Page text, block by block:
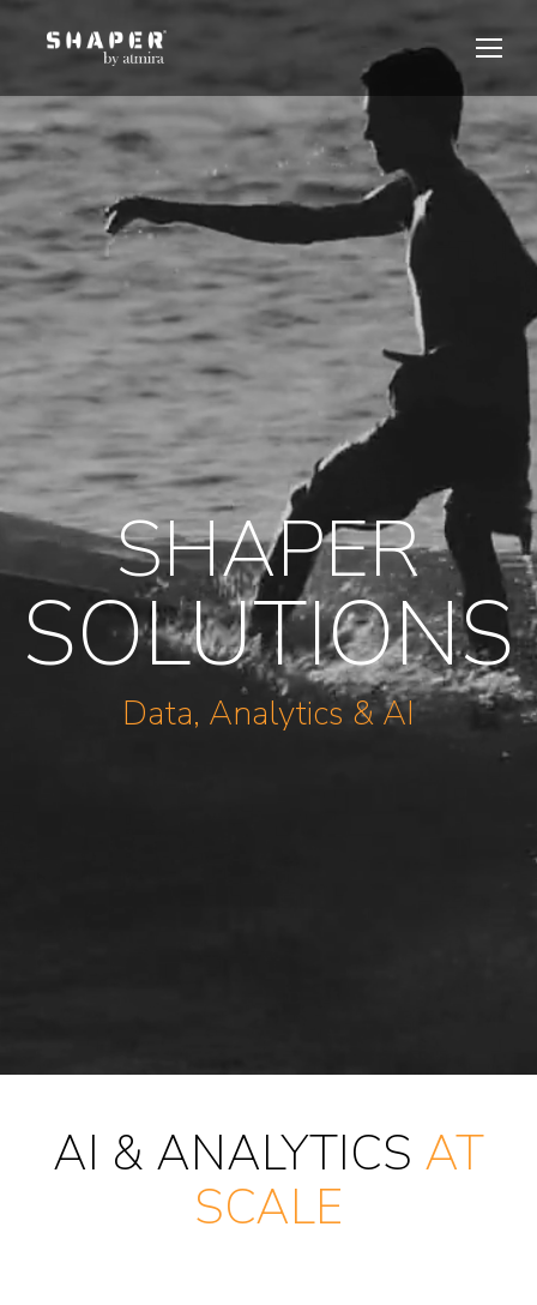
SHAPER
SOLUTIONS
Data, Analytics & AI
AI & ANALYTICS AT
SCALE